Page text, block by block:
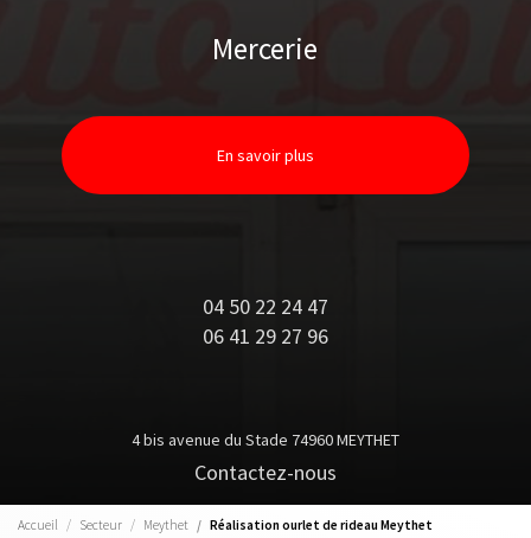
Mercerie
En savoir plus
04 50 22 24 47
06 41 29 27 96
4 bis avenue du Stade 74960 MEYTHET
Contactez-nous
Accueil Secteur Meythet Réalisation ourlet de rideau Meythet